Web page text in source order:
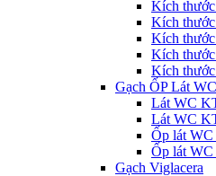
Kích
Kích
Kích
Kích
Kích
Gạch ỐP Lát WC
Lát WC
Lát WC
Ốp lát
Ốp lát
Gạch Viglacera